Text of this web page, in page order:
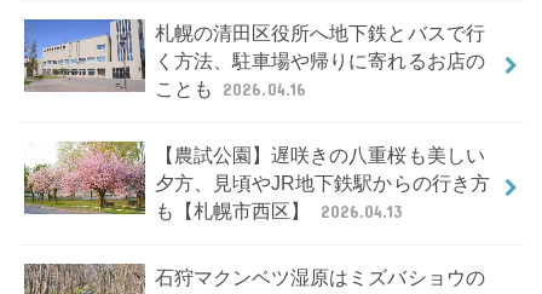
札幌の清田区役所へ地下鉄とバスで行
く方法、駐車場や帰りに寄れるお店の
ことも
2026.04.16
【農試公園】遅咲きの八重桜も美しい
夕方、見頃やJR地下鉄駅からの行き方
も【札幌市西区】
2026.04.13
石狩マクンベツ湿原はミズバショウの